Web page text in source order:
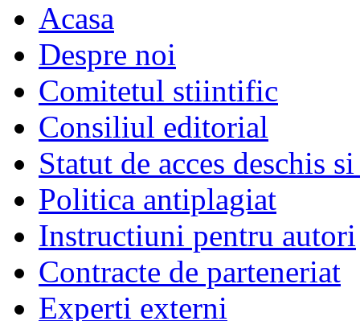
Acasa
Despre noi
Comitetul stiintific
Consiliul editorial
Statut de acces deschis
Politica antiplagiat
Instructiuni pentru autori
Contracte de parteneriat
Experti externi